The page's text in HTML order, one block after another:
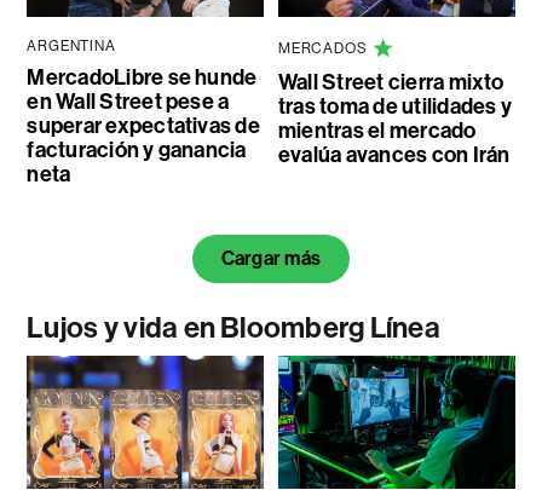
ARGENTINA
MercadoLibre se hunde
en Wall Street pese a
superar expectativas de
facturación y ganancia
neta
MERCADOS
Wall Street cierra mixto
tras toma de utilidades y
mientras el mercado
evalúa avances con Irán
Cargar más
Lujos y vida en Bloomberg Línea